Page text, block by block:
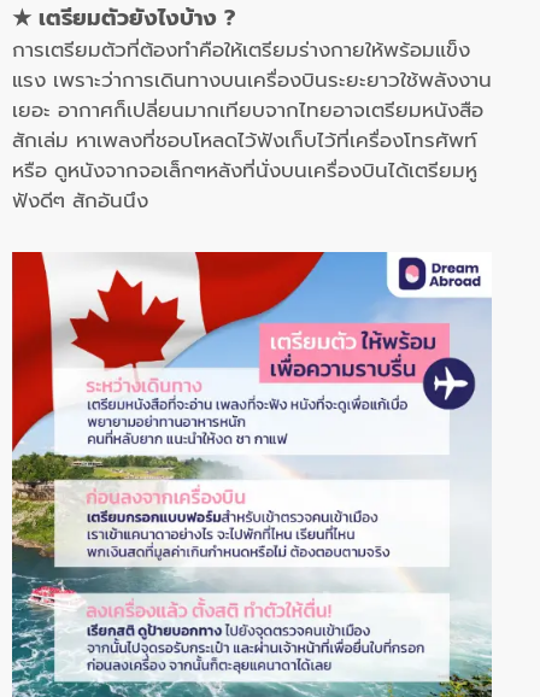
★ เตรียมตัวยังไงบ้าง ?
การเตรียมตัวที่ต้องทำคือให้เตรียมร่างกายให้พร้อมแข็ง
แรง เพราะว่าการเดินทางบนเครื่องบินระยะยาวใช้พลังงาน
เยอะ อากาศก็เปลี่ยนมากเทียบจากไทยอาจเตรียมหนังสือ
สักเล่ม หาเพลงที่ชอบโหลดไว้ฟังเก็บไว้ที่เครื่องโทรศัพท์
หรือ ดูหนังจากจอเล็กๆหลังที่นั่งบนเครื่องบินได้เตรียมหู
ฟังดีๆ สักอันนึง